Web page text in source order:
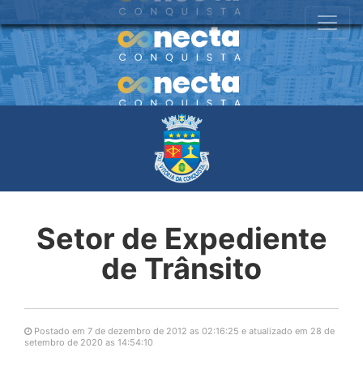
Setor de Expediente
de Trânsito
Postado em 7 de dezembro de 2012 as 02:16:25 e atualizado em 28 de
setembro de 2020 as 14:54:10